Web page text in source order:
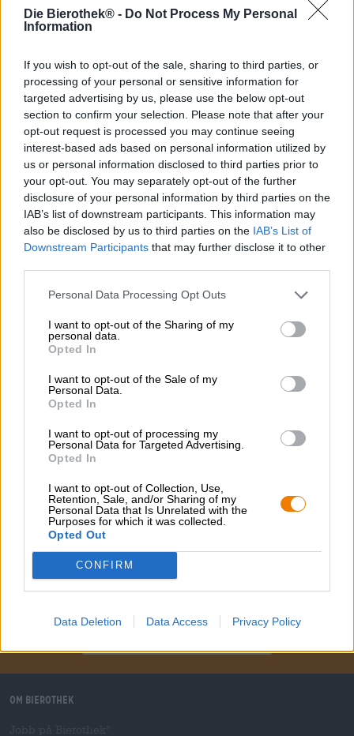
Die Bierothek® - Do Not Process My Personal
Information
If you wish to opt-out of the sale, sharing to third parties, or
processing of your personal or sensitive information for
targeted advertising by us, please use the below opt-out
section to confirm your selection. Please note that after your
opt-out request is processed you may continue seeing
interest-based ads based on personal information utilized by
us or personal information disclosed to third parties prior to
your opt-out. You may separately opt-out of the further
disclosure of your personal information by third parties on the
IAB’s list of downstream participants. This information may
also be disclosed by us to third parties on the IAB’s List of
Downstream Participants that may further disclose it to other
Personal Data Processing Opt Outs
I want to opt-out of the Sharing of my
personal data.
Opted In
I want to opt-out of the Sale of my
Personal Data.
Opted In
I want to opt-out of processing my
Personal Data for Targeted Advertising.
Opted In
I want to opt-out of Collection, Use,
Retention, Sale, and/or Sharing of my
Personal Data that Is Unrelated with the
Purposes for which it was collected.
Opted Out
CONFIRM
Data Deletion Data Access Privacy Policy
OBSERVERA ATT DEN HÄR TJÄNSTFUNKTIONEN INTE
FUNGERAR OM DU HAR MINSKA ARTIKLAR I DIN
Om Bierothek